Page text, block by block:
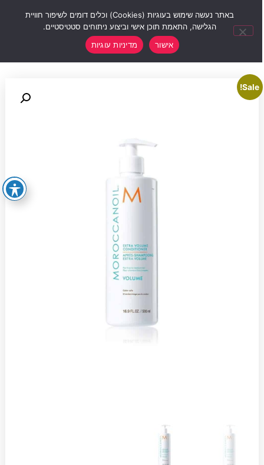
Sale!
באתר נעשה שימוש בעוגיות (Cookies) וכלים דומים לשיפור חוויית
הגלישה, התאמת תוכן אישי וביצוע ניתוחים סטטיסטיים.
אישור
מדיניות עוגיות